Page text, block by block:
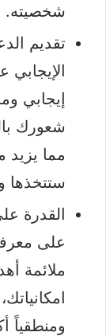
شخصيته.
تقديم
إيجابي
شعورك
مما يزيد
ستتخذها
القدرة
على
ملائمة
ومنطقياً